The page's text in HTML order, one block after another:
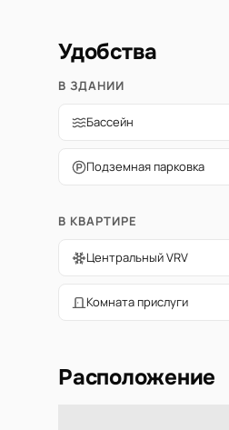
Удобства
В ЗДАНИИ
Бассейн
Подземная парковка
В КВАРТИРЕ
Центральный VRV
Комната прислуги
Расположение